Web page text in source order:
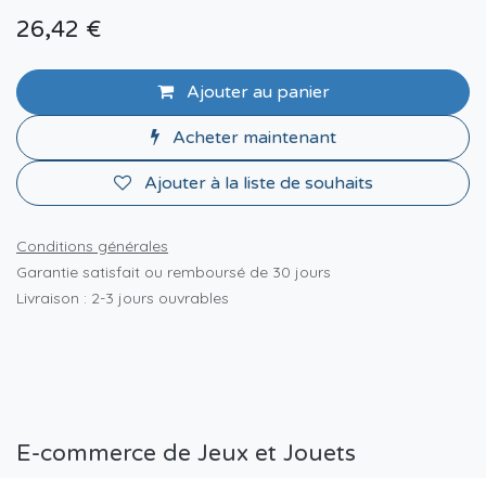
26,42 €
Ajouter au panier
Acheter maintenant
Ajouter à la liste de souhaits
Conditions générales
Garantie satisfait ou remboursé de 30 jours
Livraison : 2-3 jours ouvrables
E-commerce de Jeux et Jouets